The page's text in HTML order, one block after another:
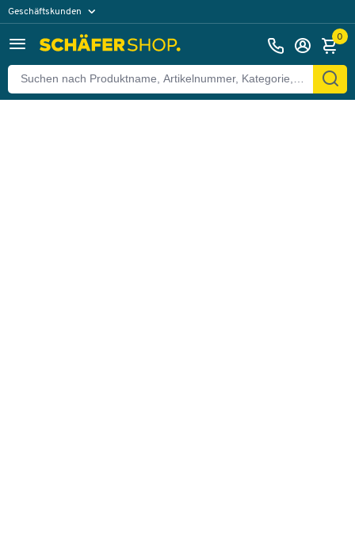
Geschäftskunden
0
Zurück